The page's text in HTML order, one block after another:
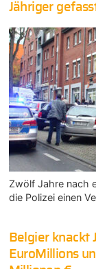
Jähriger
Zwölf Jahre nach
die Polizei einen
Belgier knackt
EuroMillions